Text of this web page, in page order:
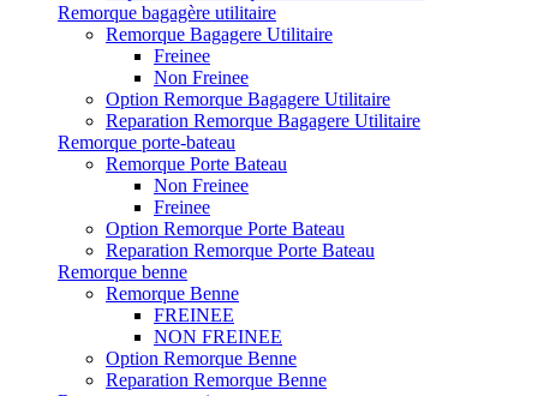
Remorque bagagère utilitaire
Remorque Bagagere Utilitaire
Freinee
Non Freinee
Option Remorque Bagagere Utilitaire
Reparation Remorque Bagagere Utilitaire
Remorque porte-bateau
Remorque Porte Bateau
Non Freinee
Freinee
Option Remorque Porte Bateau
Reparation Remorque Porte Bateau
Remorque benne
Remorque Benne
FREINEE
NON FREINEE
Option Remorque Benne
Reparation Remorque Benne